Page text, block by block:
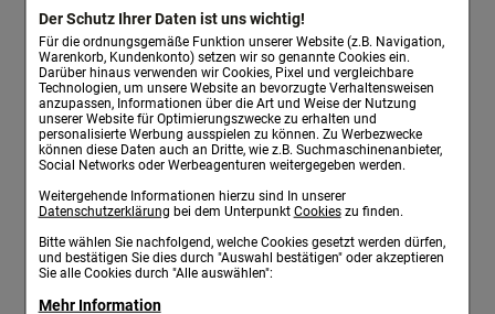
Der Schutz Ihrer Daten ist uns wichtig!
Für die ordnungsgemäße Funktion unserer Website (z.B. Navigation,
Warenkorb, Kundenkonto) setzen wir so genannte Cookies ein.
Darüber hinaus verwenden wir Cookies, Pixel und vergleichbare
Technologien, um unsere Website an bevorzugte Verhaltensweisen
anzupassen, Informationen über die Art und Weise der Nutzung
unserer Website für Optimierungszwecke zu erhalten und
personalisierte Werbung ausspielen zu können. Zu Werbezwecke
können diese Daten auch an Dritte, wie z.B. Suchmaschinenanbieter,
Social Networks oder Werbeagenturen weitergegeben werden.
Weitergehende Informationen hierzu sind In unserer
Datenschutzerklärung bei dem Unterpunkt Cookieszu finden.
Bitte wählen Sie nachfolgend, welche Cookies gesetzt werden dürfen,
und bestätigen Sie dies durch "Auswahl bestätigen" oder akzeptieren
Sie alle Cookies durch "Alle auswählen":
Mehr Information
Kundenservice:
Versandkosten
Zahlungsarten
Kontakt
Faxformulare
Apotheke:
Individuelle Beratung
Labo Life
Kataloge:
Online-Katalog
Katalog anfordern
Unternehmen
Übersicht:
Service:
Newsletter
Faxformulare
Rechtliches: